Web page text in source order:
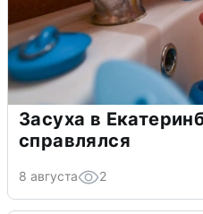
Засуха в
справлялся
8 августа 2